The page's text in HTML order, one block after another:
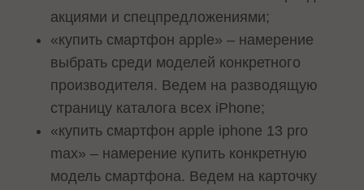
акциями и спецпредложениями;
«купить смартфон apple» – намерение
выбрать среди моделей конкретного
производителя. Ведем на разводящую
страницу каталога всех iPhone;
«купить смартфон apple iphone 13 pro
max» – намерение купить конкретную
модель смартфона. Ведем на карточку